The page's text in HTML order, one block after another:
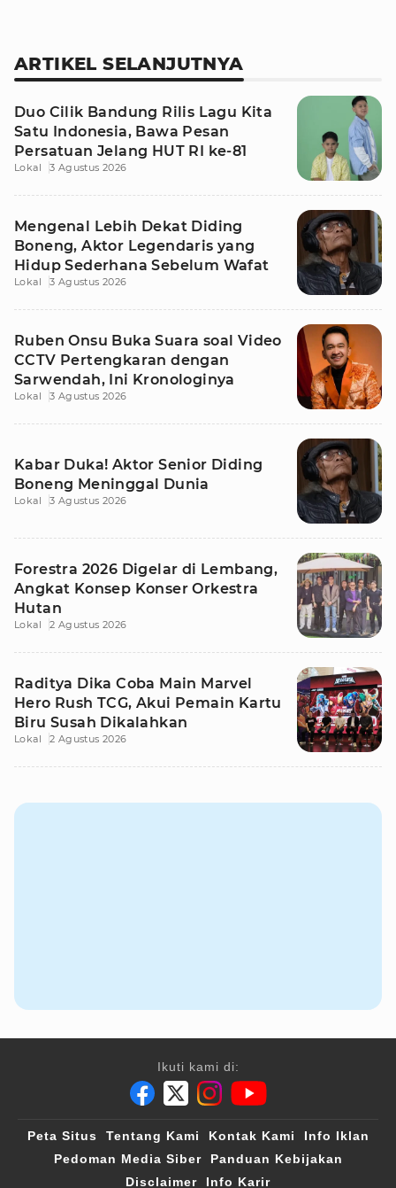
ARTIKEL SELANJUTNYA
Duo Cilik Bandung Rilis Lagu Kita
Satu Indonesia, Bawa Pesan
Persatuan Jelang HUT RI ke-81
Lokal 3 Agustus 2026
Mengenal Lebih Dekat Diding
Boneng, Aktor Legendaris yang
Hidup Sederhana Sebelum Wafat
Lokal 3 Agustus 2026
Ruben Onsu Buka Suara soal Video
CCTV Pertengkaran dengan
Sarwendah, Ini Kronologinya
Lokal 3 Agustus 2026
Kabar Duka! Aktor Senior Diding
Boneng Meninggal Dunia
Lokal 3 Agustus 2026
Forestra 2026 Digelar di Lembang,
Angkat Konsep Konser Orkestra
Hutan
Lokal 2 Agustus 2026
Raditya Dika Coba Main Marvel
Hero Rush TCG, Akui Pemain Kartu
Biru Susah Dikalahkan
Lokal 2 Agustus 2026
Ikuti kami di:
Peta Situs Tentang Kami Kontak Kami
Info Iklan
Pedoman Media Siber
Panduan Kebijakan
Disclaimer
Info Karir